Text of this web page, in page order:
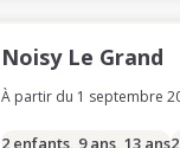
Noisy Le Grand
À partir du 1 septembre
2 enfants, 9 ans, 13 ans